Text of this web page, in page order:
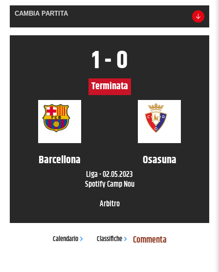
CAMBIA PARTITA
Barcellona Osasuna
1-0
Terminata
Liga-02.05.2023
Spotify Camp Nou
Arbitro
Calendario Classifiche Commenta